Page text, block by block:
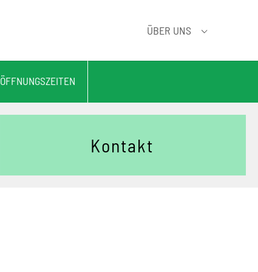
ÜBER UNS
SUBMENU
ÖFFNUNGSZEITEN
Kontakt